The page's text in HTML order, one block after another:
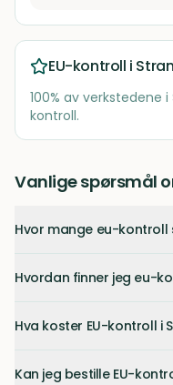
EU-kontroll i
100% av verkstedene i
kontroll.
Vanlige spørsmål
Hvor mange eu-kontroll
Hvordan finner jeg eu-
Hva koster EU-kontroll i
Kan jeg bestille EU-